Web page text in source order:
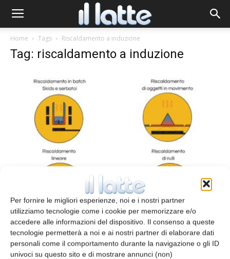
Per fornire le migliori esperienze, noi e i nostri partner
utilizziamo tecnologie come i cookie per memorizzare e/o
accedere alle informazioni del dispositivo. Il consenso a queste
tecnologie permetterà a noi e ai nostri partner di elaborare dati
personali come il comportamento durante la navigazione o gli ID
univoci su questo sito e di mostrare annunci (non)
Home Tags Riscaldamento a induzione
Tag: riscaldamento a induzione
Riscaldamento a basse emissioni di CO2
redazione 7 Gennaio 2022
Leggi la rivista